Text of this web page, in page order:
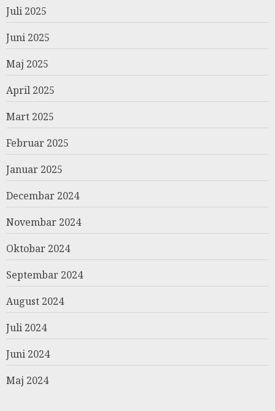
Juli 2025
Juni 2025
Maj 2025
April 2025
Mart 2025
Februar 2025
Januar 2025
Decembar 2024
Novembar 2024
Oktobar 2024
Septembar 2024
August 2024
Juli 2024
Juni 2024
Maj 2024